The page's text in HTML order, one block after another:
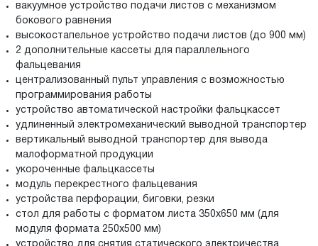
вакуумное устройство подачи листов с механизмом
бокового равнения
высокостапельное устройство подачи листов (до 900 мм)
2 дополнительные кассеты для параллельного
фальцевания
централизованный пульт управления с возможностью
программирования работы
устройство автоматической настройки фальцкассет
удлиненный электромеханический выводной транспортер
вертикальный выводной транспортер для вывода
малоформатной продукции
укороченные фальцкассеты
модуль перекрестного фальцевания
устройства перфорации, биговки, резки
стол для работы с форматом листа 350х650 мм (для
модуля формата 250х500 мм)